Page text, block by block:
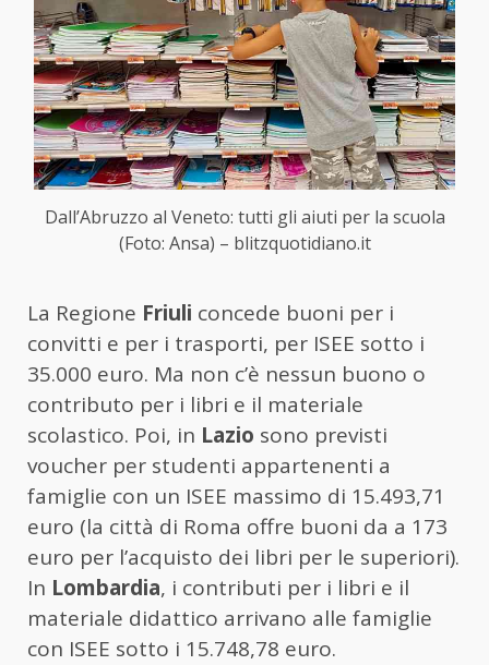
Dall’Abruzzo al Veneto: tutti gli aiuti per la scuola
(Foto: Ansa) – blitzquotidiano.it
La Regione Friuli concede buoni per i
convitti e per i trasporti, per ISEE sotto i
35.000 euro. Ma non c’è nessun buono o
contributo per i libri e il materiale
scolastico. Poi, in Lazio sono previsti
voucher per studenti appartenenti a
famiglie con un ISEE massimo di 15.493,71
euro (la città di Roma offre buoni da a 173
euro per l’acquisto dei libri per le superiori).
In Lombardia, i contributi per i libri e il
materiale didattico arrivano alle famiglie
con ISEE sotto i 15.748,78 euro.